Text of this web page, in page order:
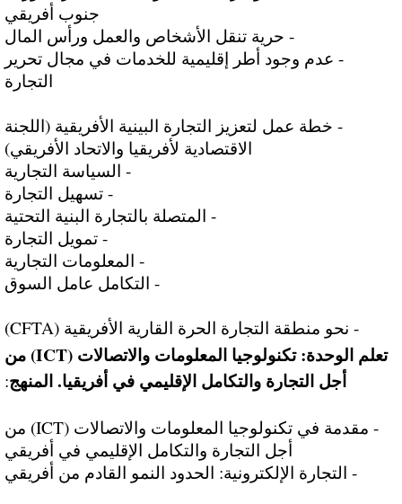
جنوب أفريقي
- حرية تنقل الأشخاص والعمل ورأس المال
- عدم وجود أطر إقليمية للخدمات في مجال تحرير
التجارة
- خطة عمل لتعزيز التجارة البينية الأفريقية (اللجنة
الاقتصادية لأفريقيا والاتحاد الأفريقي)
- السياسة التجارية
- تسهيل التجارة
- المتصلة بالتجارة البنية التحتية
- تمويل التجارة
- المعلومات التجارية
- التكامل عامل السوق
- نحو منطقة التجارة الحرة القارية الأفريقية (CFTA)
تعلم الوحدة: تكنولوجيا المعلومات والاتصالات (ICT) من
أجل التجارة والتكامل الإقليمي في أفريقيا. المنهج:
- مقدمة في تكنولوجيا المعلومات والاتصالات (ICT) من
أجل التجارة والتكامل الإقليمي في أفريقي
- التجارة الإلكترونية: الحدود النمو القادم من أفريقي